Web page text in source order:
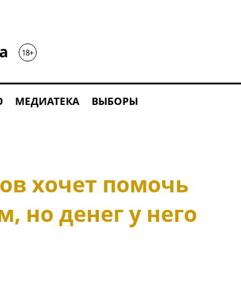
МЕДИАТЕКА ВЫБОРЫ
хочет помочь
но денег у него